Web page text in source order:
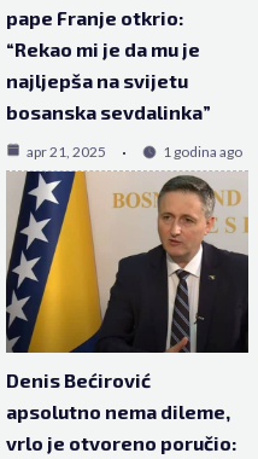
pape Franje otkrio:
“Rekao mi je da mu je
najljepša na svijetu
bosanska sevdalinka”
apr 21, 2025 1 godina ago
Denis Bećirović
apsolutno nema dileme,
vrlo je otvoreno poručio: